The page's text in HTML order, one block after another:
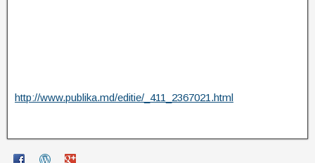
http://www.publika.md/editie/_411_2367021.html